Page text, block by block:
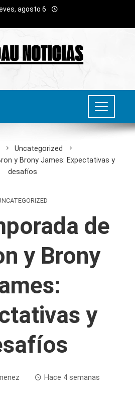
agosto 6
Uncategorized
y Brony James: Expectativas y
desafíos
de
y Brony
y
Hace 4 semanas